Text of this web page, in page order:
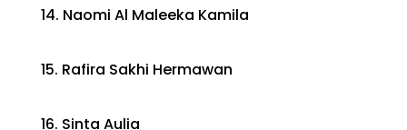
14. Naomi Al Maleeka Kamila
15. Rafira Sakhi Hermawan
16. Sinta Aulia